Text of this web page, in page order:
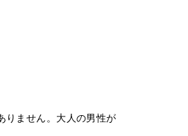
りません。大人の男性が